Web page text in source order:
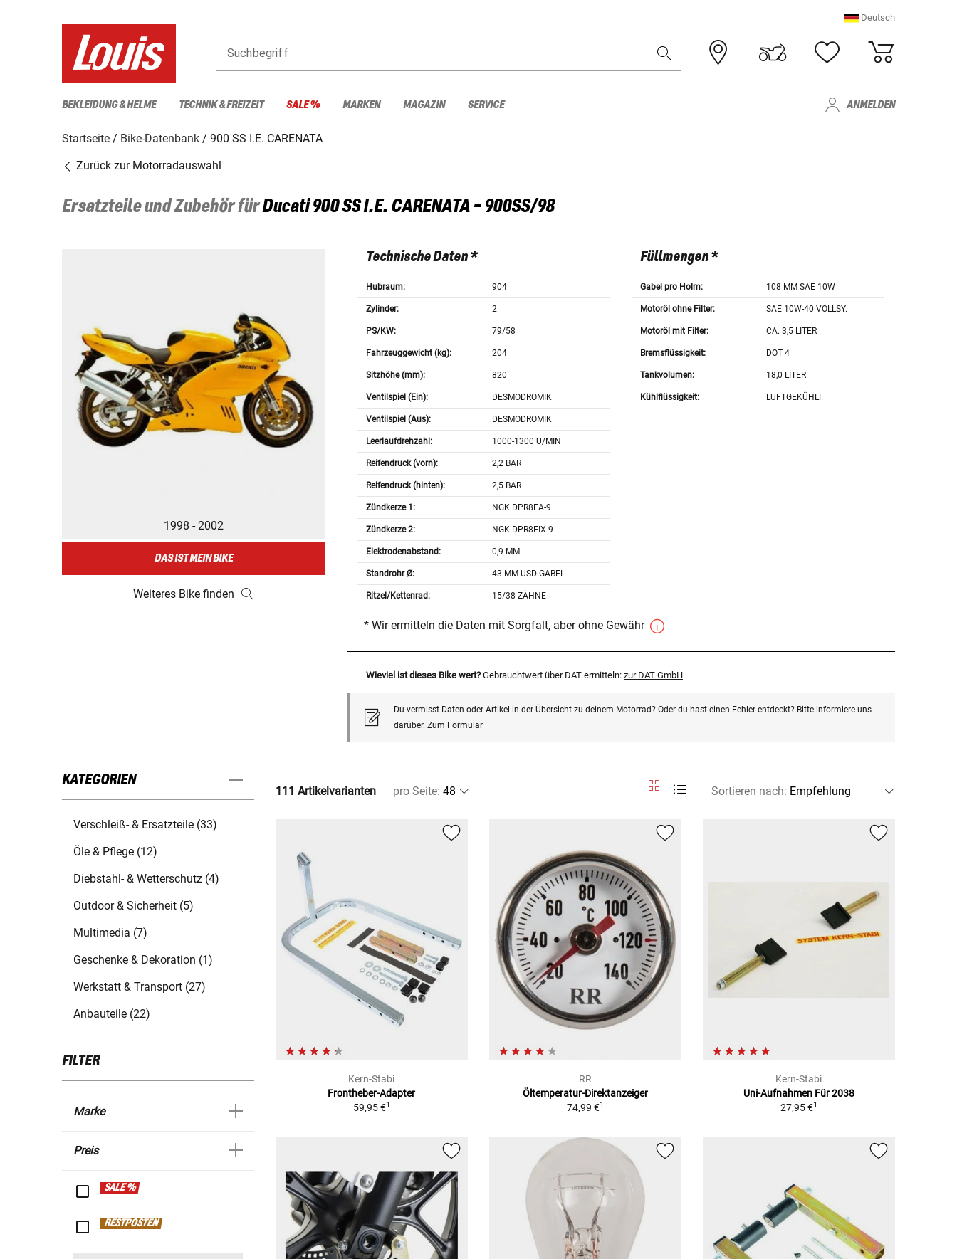
Deutsch
Suchbegriff
BEKLEIDUNG & HELME TECHNIK & FREIZEIT SALE % MARKEN MAGAZIN SERVICE ANMELDEN
Startseite Bike-Datenbank
900 SS I.E. CARENATA
Zurück zur Motorradauswahl
Ersatzteile und Zubehör fürDucati 900 SS I.E. CARENATA - 900SS/98
1998 - 2002
DAS IST MEIN BIKE
Weiteres Bike finden
Technische Daten *
Hubraum: 904
Zylinder: 2
PS/KW: 79/58
Fahrzeuggewicht (kg): 204
Sitzhöhe (mm): 820
Ventilspiel (Ein): DESMODROMIK
Ventilspiel (Aus): DESMODROMIK
Leerlaufdrehzahl: 1000-1300 U/MIN
Reifendruck (vorn): 2,2 BAR
Reifendruck (hinten): 2,5 BAR
Zündkerze 1: NGK DPR8EA-9
Zündkerze 2: NGK DPR8EIX-9
Elektrodenabstand: 0,9 MM
Standrohr Ø: 43 MM USD-GABEL
Ritzel/Kettenrad: 15/38 ZÄHNE
Füllmengen *
Gabel pro Holm: 108 MM SAE 10W
Motoröl ohne Filter: SAE 10W-40 VOLLSY.
Motoröl mit Filter: CA. 3,5 LITER
Bremsflüssigkeit: DOT 4
Tankvolumen: 18,0 LITER
Kühlflüssigkeit: LUFTGEKÜHLT
* Wir ermitteln die Daten mit Sorgfalt, aber ohne Gewähr
Wieviel ist dieses Bike wert? Gebrauchtwert über DAT ermitteln: zur DAT GmbH
Du vermisst Daten oder Artikel in der Übersicht zu deinem Motorrad? Oder du hast einen Fehler entdeckt? Bitte informiere uns
darüber. Zum Formular
KATEGORIEN
Verschleiß- & Ersatzteile (33)
Öle & Pflege (12)
Diebstahl- & Wetterschutz (4)
Outdoor & Sicherheit (5)
Multimedia (7)
Geschenke & Dekoration (1)
Werkstatt & Transport (27)
Anbauteile (22)
FILTER
Marke
Preis
SALE %
RESTPOSTEN
111 Artikelvarianten pro Seite: Sortieren nach:
Kern-Stabi
Frontheber-Adapter
59,95 €1
RR
Öltemperatur-Direktanzeiger
74,99 €1
Kern-Stabi
Uni-Aufnahmen Für 2038
27,95 €1